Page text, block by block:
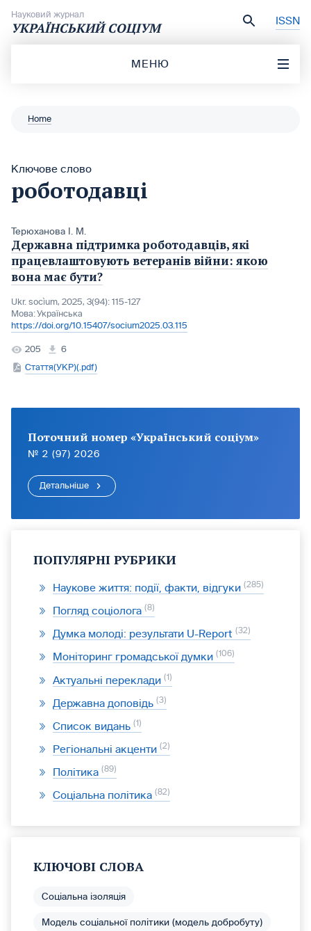
Науковий журнал
УКРАЇНСЬКИЙ СОЦІУМ ISSN
МЕНЮ
Home
Ключове слово
роботодавці
Терюханова І. М.
Державна підтримка роботодавців, які
працевлаштовують ветеранів війни: якою
вона має бути?
Ukr. socìum, 2025, 3(94): 115-127
Мова:Українська
https://doi.org/10.15407/socium2025.03.115
205
6
Стаття(УКР)(.pdf)
Поточний номер «Український соціум»
№ 2 (97) 2026
Детальніше
ПОПУЛЯРНІ РУБРИКИ
Наукове життя: події, факти, відгуки 285
Погляд соціолога 8
Думка молоді: результати U-Report 32
Моніторинг громадської думки 106
Актуальні переклади 1
Державна доповідь 3
Список видань 1
Регіональні акценти 2
Політика 89
Соціальна політика 82
КЛЮЧОВІ СЛОВА
Соціальна ізоляція
Модель соціальної політики (модель добробуту)